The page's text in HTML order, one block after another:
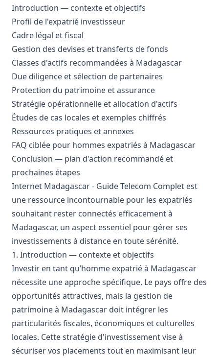
Introduction — contexte et objectifs
Profil de l'expatrié investisseur
Cadre légal et fiscal
Gestion des devises et transferts de fonds
Classes d'actifs recommandées à Madagascar
Due diligence et sélection de partenaires
Protection du patrimoine et assurance
Stratégie opérationnelle et allocation d'actifs
Études de cas locales et exemples chiffrés
Ressources pratiques et annexes
FAQ ciblée pour hommes expatriés à Madagascar
Conclusion — plan d'action recommandé et
prochaines étapes
Internet Madagascar - Guide Telecom Complet est
une ressource incontournable pour les expatriés
souhaitant rester connectés efficacement à
Madagascar, un aspect essentiel pour gérer ses
investissements à distance en toute sérénité.
1. Introduction — contexte et objectifs
Investir en tant qu’homme expatrié à Madagascar
nécessite une approche spécifique. Le pays offre des
opportunités attractives, mais la gestion de
patrimoine à Madagascar doit intégrer les
particularités fiscales, économiques et culturelles
locales. Cette stratégie d'investissement vise à
sécuriser vos placements tout en maximisant leur